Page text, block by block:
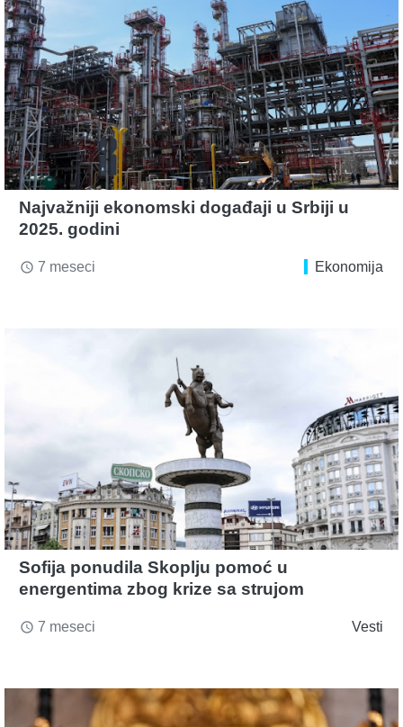
Najvažniji ekonomski događaji u Srbiji u
2025. godini
access_time 7 meseci Ekonomija
Sofija ponudila Skoplju pomoć u
energentima zbog krize sa strujom
access_time 7 meseci Vesti